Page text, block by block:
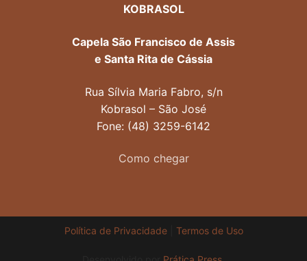
KOBRASOL
Capela São Francisco de Assis
e Santa Rita de Cássia
Rua Sílvia Maria Fabro, s/n
Kobrasol – São José
Fone: (48) 3259-6142
Como chegar
Política de Privacidade| Termos de Uso